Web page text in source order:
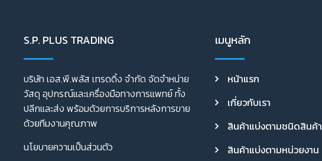
S.P. PLUS TRADING
บริษัท เอส.พี.พลัส เทรดดิ้ง จำกัด จัดจำหน่าย
วัสดุ อุปกรณ์และเครื่องมือทางการแพทย์ ทั้ง
ปลีกและส่ง พร้อมด้วยการบริการหลังการขาย
ด้วยทีมงานคุณภาพ
นโยบายความเป็นส่วนตัว
เมนูหลัก
หน้าแรก
เกี่ยวกับเรา
สินค้าแบ่งตามชนิดสินค้า
สินค้าแบ่งตามหน่วยงาน